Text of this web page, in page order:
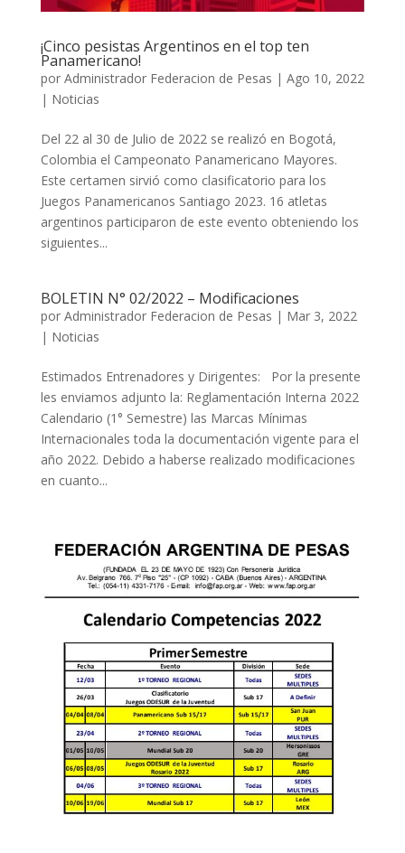
¡Cinco pesistas Argentinos en el top ten
Panamericano!
por Administrador Federacion de Pesas | Ago 10, 2022
| Noticias
Del 22 al 30 de Julio de 2022 se realizó en Bogotá,
Colombia el Campeonato Panamericano Mayores.
Este certamen sirvió como clasificatorio para los
Juegos Panamericanos Santiago 2023. 16 atletas
argentinos participaron de este evento obteniendo los
siguientes...
BOLETIN N° 02/2022 – Modificaciones
por Administrador Federacion de Pesas | Mar 3, 2022
| Noticias
Estimados Entrenadores y Dirigentes: Por la presente
les enviamos adjunto la: Reglamentación Interna 2022
Calendario (1° Semestre) las Marcas Mínimas
Internacionales toda la documentación vigente para el
año 2022. Debido a haberse realizado modificaciones
en cuanto...